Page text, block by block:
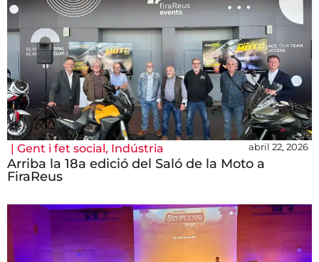
| Gent i fet social, Indústria abril 22, 2026
Arriba la 18a edició del Saló de la Moto a
FiraReus